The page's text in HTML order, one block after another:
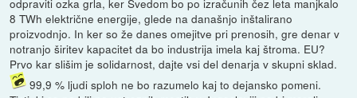
8 TWh električne energije, glede na današnjo inštalirano
proizvodnjo. In ker so že danes omejitve pri prenosih, gre denar v
notranjo širitev kapacitet da bo industrija imela kaj štroma. EU?
Prvo kar slišim je solidarnost, dajte vsi del denarja v skupni sklad.
99,9 % ljudi sploh ne bo razumelo kaj to dejansko pomeni.